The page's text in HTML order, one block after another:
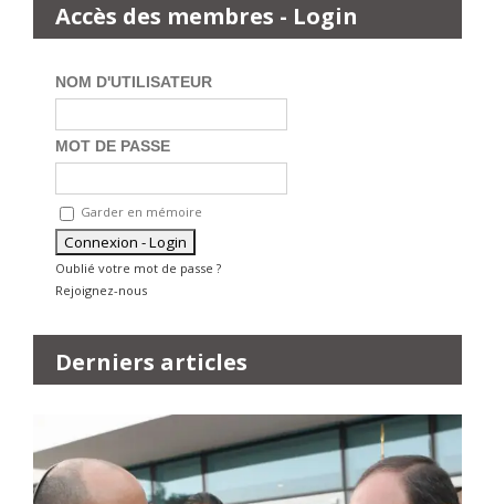
Accès des membres - Login
NOM D'UTILISATEUR
MOT DE PASSE
Garder en mémoire
Oublié votre mot de passe ?
Rejoignez-nous
Derniers articles